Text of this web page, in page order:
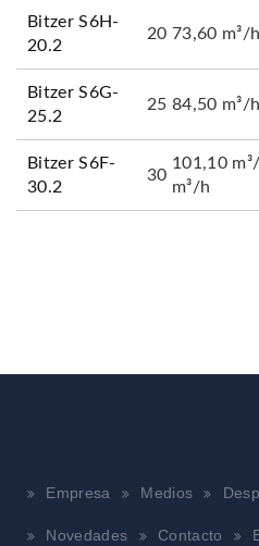
Bitzer S6H-
20.2
20 73,60 m³/
Bitzer S6G-
25.2
25 84,50 m³/
Bitzer S6F-
30.2
30
101,10
m³/h
Empresa Medios
Novedades Contacto